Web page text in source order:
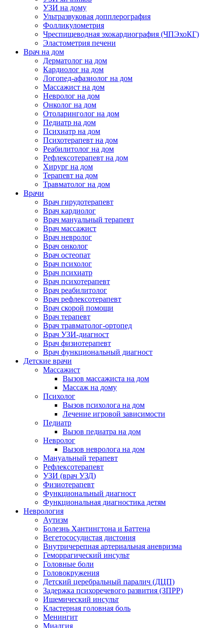
УЗИ на дому
Ультразвуковая допплерография
Фолликулометрия
Чреспищеводная эхокардиография (ЧПЭхоКГ)
Эластометрия печени
Врач на дом
Дерматолог на дом
Кардиолог на дом
Логопед-афазиолог на дом
Массажист на дом
Невролог на дом
Онколог на дом
Отоларинголог на дом
Педиатр на дом
Психиатр на дом
Психотерапевт на дом
Реабилитолог на дом
Рефлексотерапевт на дом
Хирург на дом
Терапевт на дом
Травматолог на дом
Врачи
Врач гирудотерапевт
Врач кардиолог
Врач мануальный терапевт
Врач массажист
Врач невролог
Врач онколог
Врач остеопат
Врач психолог
Врач психиатр
Врач психотерапевт
Врач реабилитолог
Врач рефлексотерапевт
Врач скорой помощи
Врач терапевт
Врач травматолог-ортопед
Врач УЗИ-диагност
Врач физиотерапевт
Врач функциональный диагност
Детские врачи
Массажист
Вызов массажиста на дом
Массаж на дому
Психолог
Вызов психолога на дом
Лечение игровой зависимости
Педиатр
Вызов педиатра на дом
Невролог
Вызов невролога на дом
Мануальный терапевт
Рефлексотерапевт
УЗИ (врач УЗД)
Физиотерапевт
Функциональный диагност
Функциональная диагностика детям
Неврология
Аутизм
Болезнь Хантингтона и Баттена
Вегетососудистая дистония
Внутричерепная артериальная аневризма
Геморрагический инсульт
Головные боли
Головокружения
Детский церебральный паралич (ДЦП)
Задержка психоречевого развития (ЗПРР)
Ишемический инсульт
Кластерная головная боль
Менингит
Миалгия